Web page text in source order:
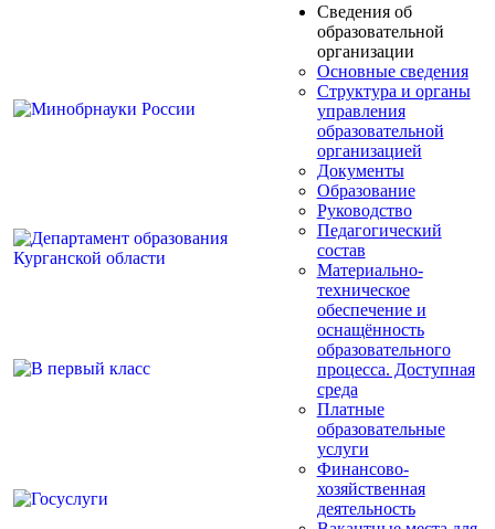
Сведения об
образовательной
организации
Основные сведения
Структура и органы
управления
образовательной
организацией
Документы
Образование
Руководство
Педагогический
состав
Материально-
техническое
обеспечение и
оснащённость
образовательного
процесса. Доступная
среда
Платные
образовательные
услуги
Финансово-
хозяйственная
деятельность